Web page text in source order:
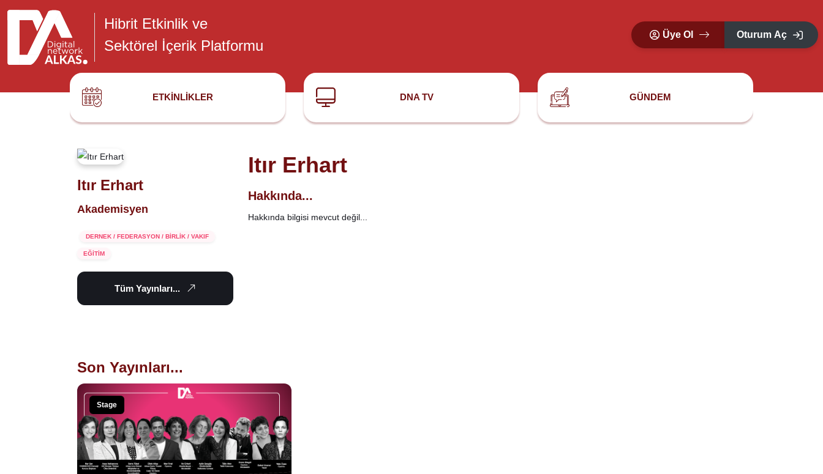
Hibrit Etkinlik ve
Sektörel İçerik Platformu
Üye Ol Oturum Aç
ETKINLIKLER DNA TV GÜNDEM
Itır Erhart
Akademisyen
DERNEK / FEDERASYON / BİRLİK / VAKIF
EĞİTİM
Tüm Yayınları...
Itır Erhart
Hakkında...
Hakkında bilgisi mevcut değil...
Son Yayınları...
Stage